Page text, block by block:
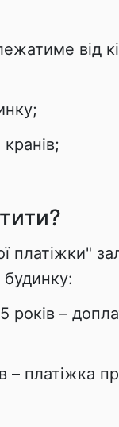
від
платіжки"
років –
платіжка